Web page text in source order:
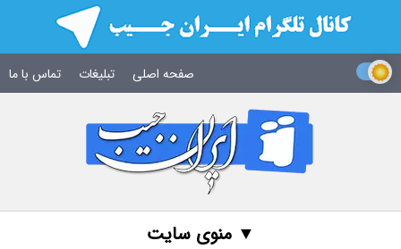
صفحه اصلی تبلیغات تماس با ما
▼ منوی سایت